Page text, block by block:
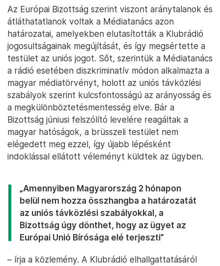
Az Európai Bizottság szerint viszont aránytalanok és
átláthatatlanok voltak a Médiatanács azon
határozatai, amelyekben elutasították a Klubrádió
jogosultságainak megújítását, és így megsértette a
testület az uniós jogot. Sőt, szerintük a Médiatanács
a rádió esetében diszkriminatív módon alkalmazta a
magyar médiatörvényt, holott az uniós távközlési
szabályok szerint kulcsfontosságú az arányosság és
a megkülönböztetésmentesség elve. Bár a
Bizottság júniusi felszólító levelére reagáltak a
magyar hatóságok, a brüsszeli testület nem
elégedett meg ezzel, így újabb lépésként
indoklással ellátott véleményt küldtek az ügyben.
„Amennyiben Magyarország 2 hónapon
belül nem hozza összhangba a határozatát
az uniós távközlési szabályokkal, a
Bizottság úgy dönthet, hogy az ügyet az
Európai Unió Bírósága elé terjeszti”
– írja a közlemény. A Klubrádió elhallgattatásáról